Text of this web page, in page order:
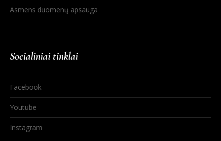
Asmens duomenų apsauga
Socialiniai tinklai
Facebook
Youtube
Instagram